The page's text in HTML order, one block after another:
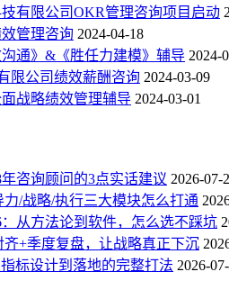
有限公司OKR管理咨询项目启动
管理咨询 2024-04-18
通》&《胜任力建模》辅导 2024-
限公司绩效薪酬咨询 2024-03-09
战略绩效管理辅导 2024-03-01
咨询顾问的3点实话建议 2026-07-
/战略/执行三大模块怎么打通
从方法论到软件，怎么选不踩坑
+季度复盘，让战略真正下沉
标设计到落地的完整打法 2026-